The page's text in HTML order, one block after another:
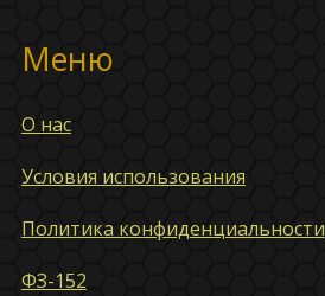
Меню
О нас
Условия использования
Политика конфиденциальности
ФЗ-152